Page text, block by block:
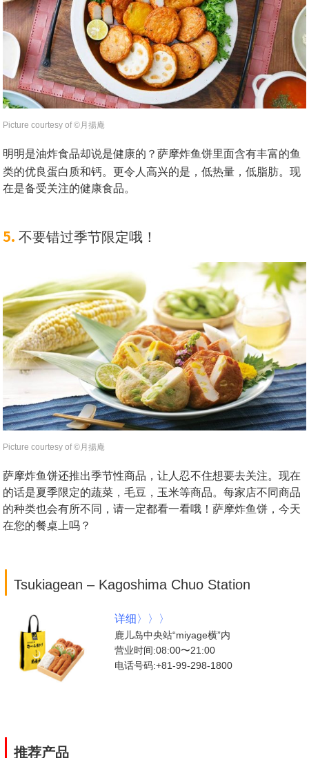
Picture courtesy of ©︎月揚庵
明明是油炸食品却说是健康的？萨摩炸鱼饼里面含有丰富的鱼
类的优良蛋白质和钙。更令人高兴的是，低热量，低脂肪。现
在是备受关注的健康食品。
5.不要错过季节限定哦！
Picture courtesy of ©︎月揚庵
萨摩炸鱼饼还推出季节性商品，让人忍不住想要去关注。现在
的话是夏季限定的蔬菜，毛豆，玉米等商品。每家店不同商品
的种类也会有所不同，请一定都看一看哦！萨摩炸鱼饼，今天
在您的餐桌上吗？
|Tsukiagean – Kagoshima Chuo Station
详细〉〉〉
鹿儿岛中央站“miyage横”内
营业时间:08:00〜21:00
电话号码:+81-99-298-1800
|推荐产品